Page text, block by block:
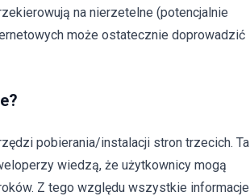
na nierzetelne (potencjalnie
może ostatecznie doprowadzić
pobierania/instalacji stron trzecich. Ta
wiedzą, że użytkownicy mogą
Z tego względu wszystkie informacje